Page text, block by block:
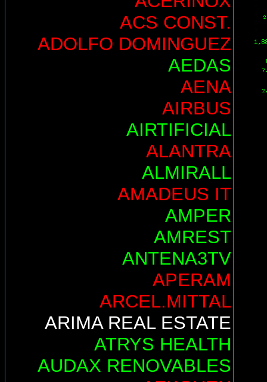
ACS CONST.
ADOLFO DOMINGUEZ
AEDAS
AENA
AIRBUS
AIRTIFICIAL
ALANTRA
ALMIRALL
AMADEUS IT
AMPER
AMREST
ANTENA3TV
APERAM
ARCEL.MITTAL
ARIMA REAL ESTATE
ATRYS HEALTH
AUDAX RENOVABLES